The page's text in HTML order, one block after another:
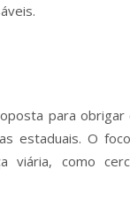
para
estaduais. O
viária, como